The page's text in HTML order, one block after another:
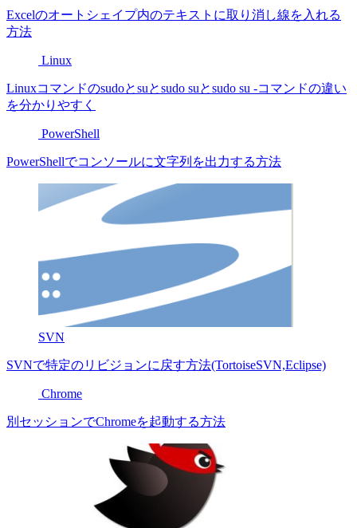
Excelのオートシェイプ内のテキストに取り消し線を入れる
方法
Linux
Linuxコマンドのsudoとsuとsudo suとsudo su -コマンドの違い
を分かりやすく
PowerShell
PowerShellでコンソールに文字列を出力する方法
SVN
SVNで特定のリビジョンに戻す方法(TortoiseSVN,Eclipse)
Chrome
別セッションでChromeを起動する方法